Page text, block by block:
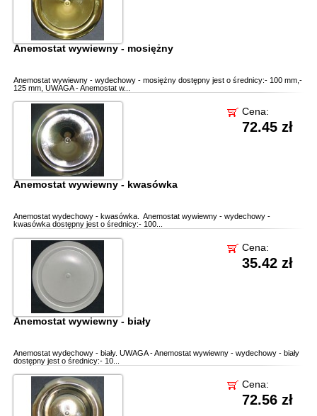
Anemostat wywiewny - mosiężny
Anemostat wywiewny - wydechowy - mosiężny dostępny jest o średnicy:- 100 mm,-
125 mm, UWAGA - Anemostat w...
Anemostat wywiewny - kwasówka
Anemostat wydechowy - kwasówka. Anemostat wywiewny - wydechowy -
kwasówka dostępny jest o średnicy:- 100...
Cena:
72.45 zł
Anemostat wywiewny - biały
Anemostat wydechowy - biały. UWAGA - Anemostat wywiewny - wydechowy - biały
dostępny jest o średnicy:- 10...
Cena:
35.42 zł
Cena:
72.56 zł